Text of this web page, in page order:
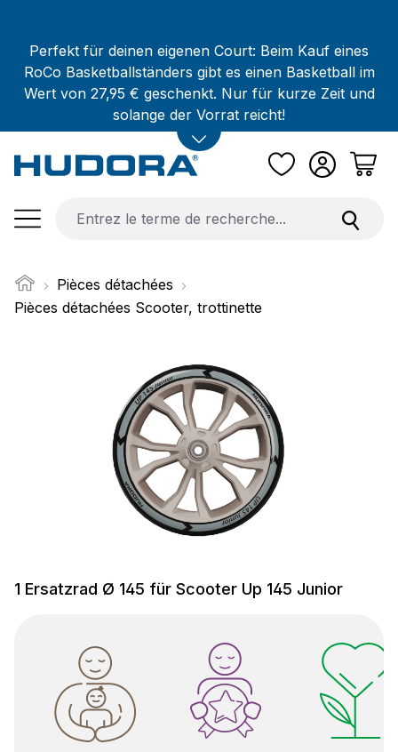
Perfekt für deinen eigenen Court: Beim Kauf eines
RoCo Basketballständers gibt es einen Basketball im
Wert von 27,95 € geschenkt. Nur für kurze Zeit und
solange der Vorrat reicht!
Pièces détachées
Pièces détachées Scooter, trottinette
1 Ersatzrad Ø 145 für Scooter Up 145 Junior